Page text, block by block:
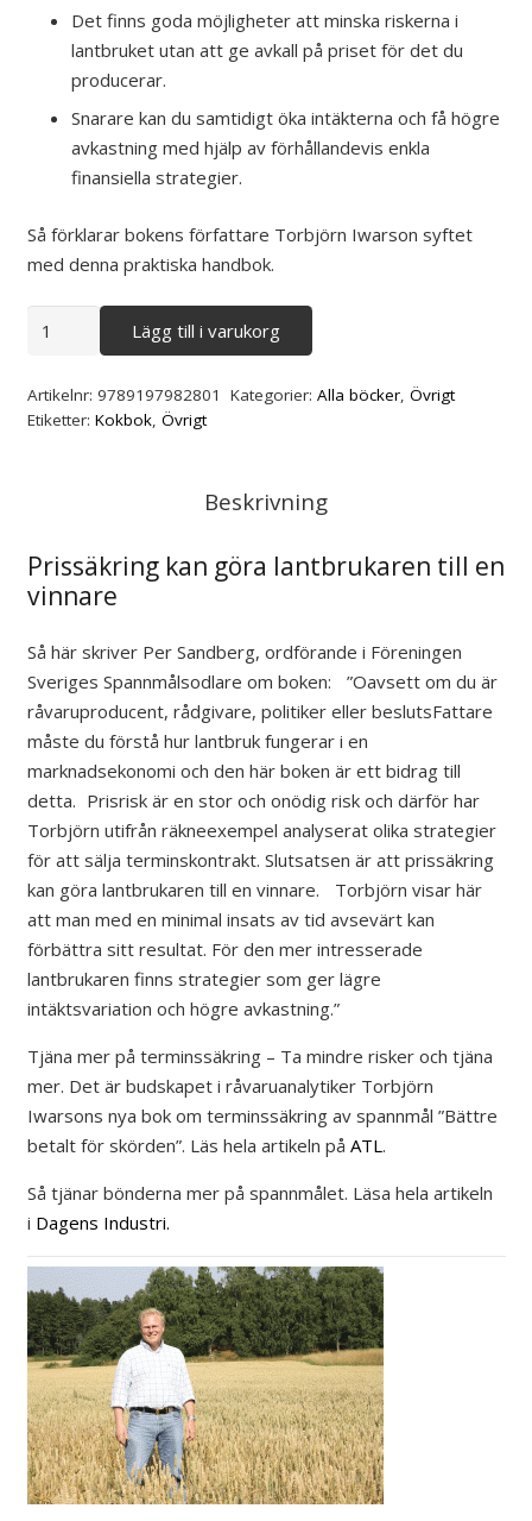
Det finns goda möjligheter att minska riskerna i
lantbruket utan att ge avkall på priset för det du
producerar.
Snarare kan du samtidigt öka intäkterna och få högre
avkastning med hjälp av förhållandevis enkla
finansiella strategier.
Så förklarar bokens författare Torbjörn Iwarson syftet
med denna praktiska handbok.
skörden
Lägg till i varukorg
Artikelnr: 9789197982801 Kategorier: Alla böcker, Övrigt
Etiketter: Kokbok, Övrigt
Beskrivning
Prissäkring kan göra lantbrukaren till en
vinnare
Så här skriver Per Sandberg, ordförande i Föreningen
Sveriges Spannmålsodlare om boken: ”Oavsett om du är
råvaruproducent, rådgivare, politiker eller beslutsFattare
måste du förstå hur lantbruk fungerar i en
marknadsekonomi och den här boken är ett bidrag till
detta. Prisrisk är en stor och onödig risk och därför har
Torbjörn utifrån räkneexempel analyserat olika strategier
för att sälja terminskontrakt. Slutsatsen är att prissäkring
kan göra lantbrukaren till en vinnare. Torbjörn visar här
att man med en minimal insats av tid avsevärt kan
förbättra sitt resultat. För den mer intresserade
lantbrukaren finns strategier som ger lägre
intäktsvariation och högre avkastning.”
Tjäna mer på terminssäkring – Ta mindre risker och tjäna
mer. Det är budskapet i råvaruanalytiker Torbjörn
Iwarsons nya bok om terminssäkring av spannmål ”Bättre
betalt för skörden”. Läs hela artikeln på ATL.
Så tjänar bönderna mer på spannmålet. Läsa hela artikeln
i Dagens Industri.